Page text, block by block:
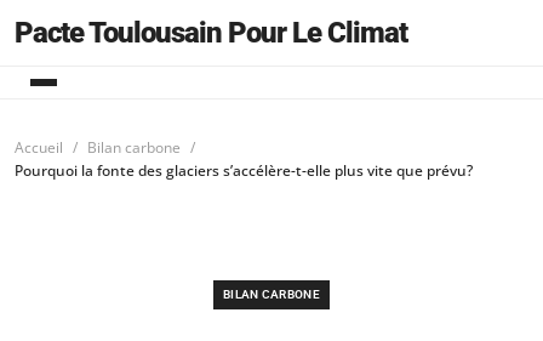
Pacte Toulousain Pour Le Climat
Accueil
Bilan carbone
Pourquoi la fonte des glaciers s’accélère-t-elle plus vite que prévu?
BILAN CARBONE